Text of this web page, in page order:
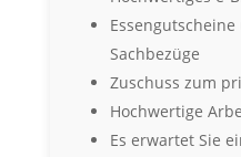
Sachbezüge
Zuschuss zum
Hochwertige
Es erwartet Sie